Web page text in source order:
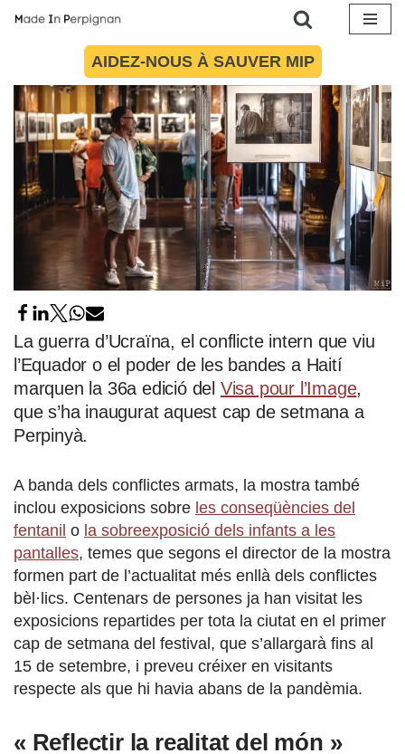
contenu
AIDEZ-NOUS À SAUVER MIP
En Català
La guerra d’Ucraïna, el conflicte intern que viu
l’Equador o el poder de les bandes a Haití
marquen la 36a edició del Visa pour l’Image,
que s’ha inaugurat aquest cap de setmana a
Perpinyà.
A banda dels conflictes armats, la mostra també
inclou exposicions sobre les conseqüències del
fentanil o la sobreexposició dels infants a les
pantalles, temes que segons el director de la mostra
formen part de l’actualitat més enllà dels conflictes
bèl·lics. Centenars de persones ja han visitat les
exposicions repartides per tota la ciutat en el primer
cap de setmana del festival, que s’allargarà fins al
15 de setembre, i preveu créixer en visitants
respecte als que hi havia abans de la pandèmia.
« Reflectir la realitat del món »